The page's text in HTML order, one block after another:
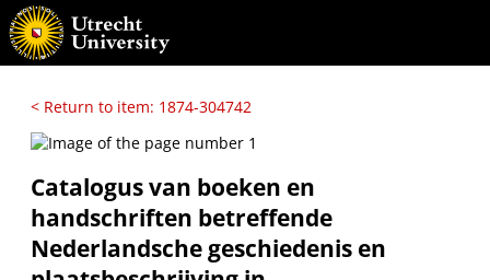
< Return to item: 1874-304742
Catalogus van boeken en
handschriften betreffende
Nederlandsche geschiedenis en